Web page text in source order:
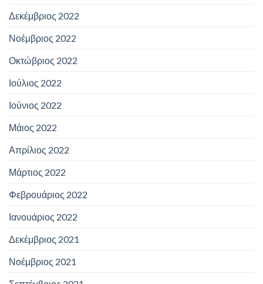
Δεκέμβριος 2022
Νοέμβριος 2022
Οκτώβριος 2022
Ιούλιος 2022
Ιούνιος 2022
Μάιος 2022
Απρίλιος 2022
Μάρτιος 2022
Φεβρουάριος 2022
Ιανουάριος 2022
Δεκέμβριος 2021
Νοέμβριος 2021